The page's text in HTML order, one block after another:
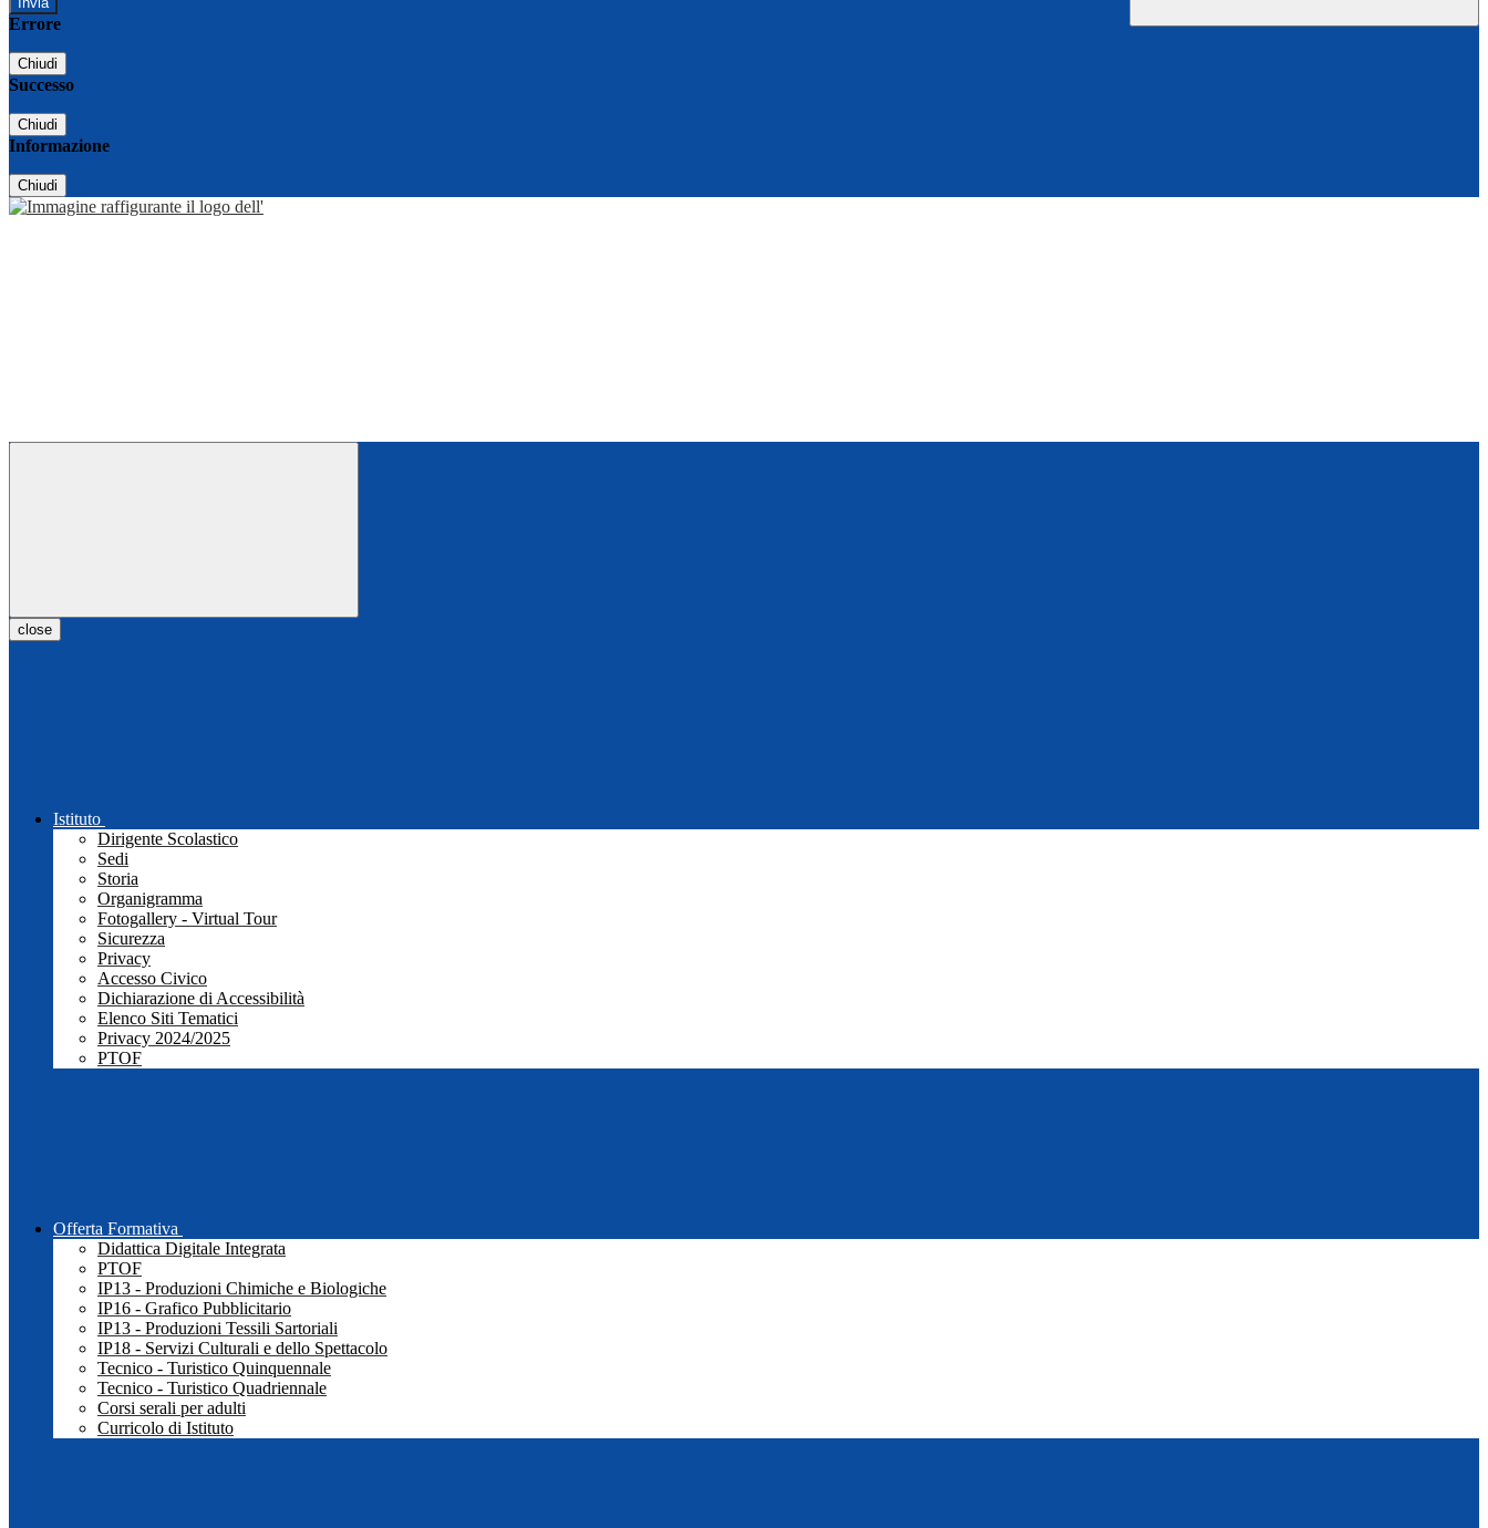
Errore
Chiudi
Successo
Chiudi
Informazione
Chiudi
close
Istituto
Dirigente Scolastico
Sedi
Storia
Organigramma
Fotogallery - Virtual Tour
Sicurezza
Privacy
Accesso Civico
Dichiarazione di Accessibilità
Elenco Siti Tematici
Privacy 2024/2025
PTOF
Offerta Formativa
Didattica Digitale Integrata
PTOF
IP13 - Produzioni Chimiche e Biologiche
IP16 - Grafico Pubblicitario
IP13 - Produzioni Tessili Sartoriali
IP18 - Servizi Culturali e dello Spettacolo
Tecnico - Turistico Quinquennale
Tecnico - Turistico Quadriennale
Corsi serali per adulti
Curricolo di Istituto